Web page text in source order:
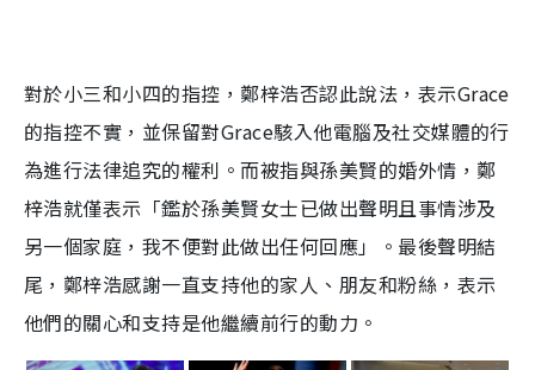
對於小三和小四的指控，鄭梓浩否認此說法，表示Grace
的指控不實，並保留對Grace駭入他電腦及社交媒體的行
為進行法律追究的權利。而被指與孫美賢的婚外情，鄭
梓浩就僅表示「鑑於孫美賢女士已做出聲明且事情涉及
另一個家庭，我不便對此做出任何回應」。最後聲明結
尾，鄭梓浩感謝一直支持他的家人、朋友和粉絲，表示
他們的關心和支持是他繼續前行的動力。